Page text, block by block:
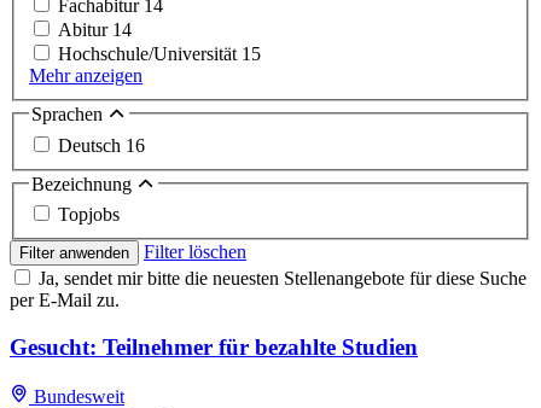
Fachabitur 14
Abitur 14
Hochschule/Universität 15
Mehr anzeigen
Sprachen
Deutsch 16
Bezeichnung
Topjobs
Filter anwenden
Filter löschen
Ja, sendet mir bitte die neuesten Stellenangebote für diese Suche
per E-Mail zu.
Gesucht: Teilnehmer für bezahlte Studien
Bundesweit